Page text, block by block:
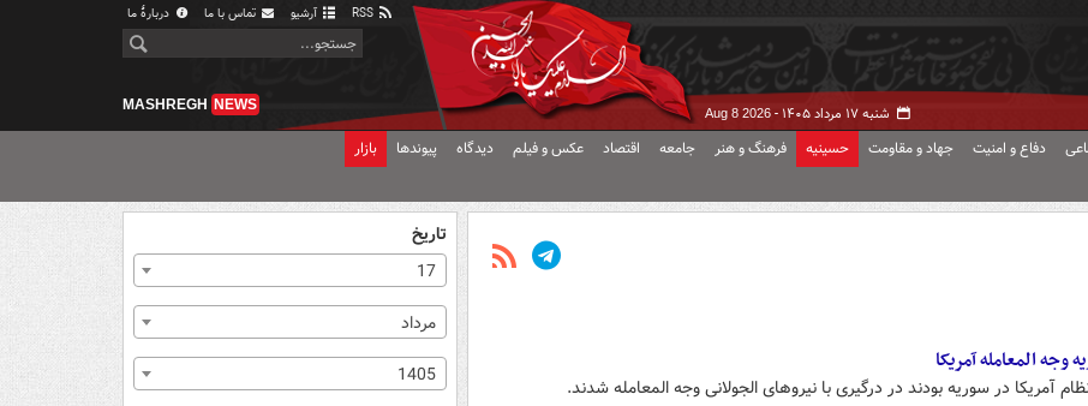
آرشیو تماس با ما دربارهٔ ما
شنبه ۱۷ مرداد ۱۴۰۵ - Aug 8 2026
MASHREGH NEWS
دفاع و امنیت جهاد و مقاومت حسینیه فرهنگ و هنر جامعه اقتصاد عکس و فیلم دیدگاه پیوندها بازار
المعامله آمریکا
آمریکا در سوریه بودند در درگیری با نیروهای الجولانی وجه المعامله شدند.
تاریخ
17
مرداد
1405